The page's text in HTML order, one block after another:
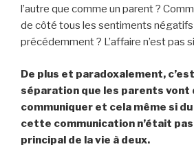
l’autre que comme un parent ?
de côté tous les sentiments
précédemment ? L’affaire n’est pas
De plus et paradoxalement,
séparation que les parents vont
communiquer et cela même si
cette communication n’était pas
principal de la vie à deux.